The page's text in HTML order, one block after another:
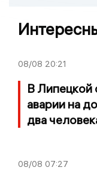
08/08 20:21
В Липецкой
аварии на
два
08/08 07:27